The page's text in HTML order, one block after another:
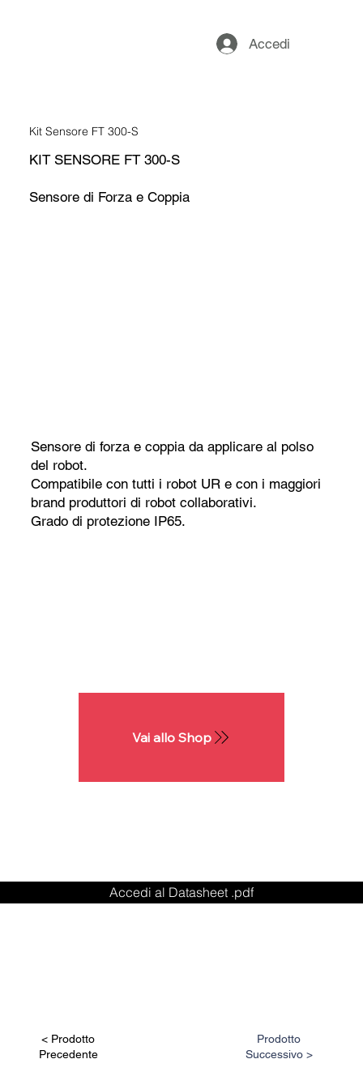
Accedi
Kit Sensore FT 300-S
KIT SENSORE FT 300-S
Sensore di Forza e Coppia
Sensore di forza e coppia da applicare al polso
del robot.
Compatibile con tutti i robot UR e con i maggiori
brand produttori di robot collaborativi.
Grado di protezione IP65.
Accedi al Datasheet .pdf
Vai allo Shop
< Prodotto
Precedente
Prodotto
Successivo >